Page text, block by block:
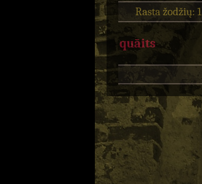
Rasta žodžių: 1
quāits